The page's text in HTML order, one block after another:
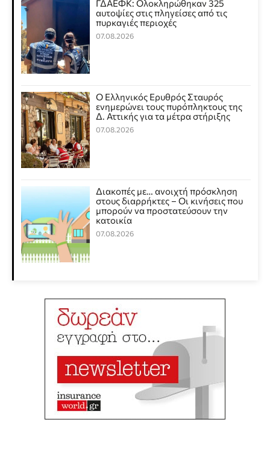
ΓΔΑΕΦΚ: Ολοκληρώθηκαν 325
αυτοψίες στις πληγείσες από τις
πυρκαγιές περιοχές
07.08.2026
Ο Ελληνικός Ερυθρός Σταυρός
ενημερώνει τους πυρόπληκτους της
Δ. Αττικής για τα μέτρα στήριξης
07.08.2026
Διακοπές με… ανοιχτή πρόσκληση
στους διαρρήκτες – Οι κινήσεις που
μπορούν να προστατεύσουν την
κατοικία
07.08.2026